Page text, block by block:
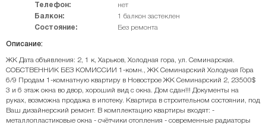
Телефон:
нет
Балкон:
1 балкон застеклен
Состояние:
Без ремонта
Описание:
ЖК Дата объявления: 2, 1 к, Харьков, Холодная гора, ул. Семинарская.
СОБСТВЕННИК БЕЗ КОМИССИИ 1-комн., ЖК Семинарский Холодная Гора
6/9 Продам 1-комнатную квартиру в Новострое ЖК Семинарский 2, 23500$
3 и 6 этаж окна во двор, хороший вид с окна. Дом сдан!!! Документы на
руках, возможна продажа в ипотеку. Квартира в строительном состоянии, под
Ваш дизайнерский ремонт. В комплектацию квартиры входят: -
металлопластиковые окна - счётчики отопления - современные радиаторы